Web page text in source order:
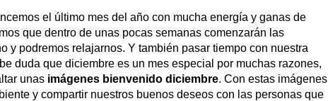
el último mes del año con mucha energía y ganas de
que dentro de unas pocas semanas comenzarán las
y podremos relajarnos. Y también pasar tiempo con nuestra
duda que diciembre es un mes especial por muchas razones,
unas imágenes bienvenido diciembre. Con estas imágenes
y compartir nuestros buenos deseos con las personas que